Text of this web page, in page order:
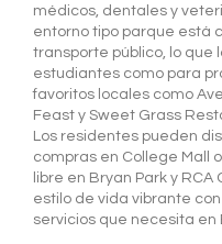
médicos, dentales y
entorno tipo parque está
transporte público, lo que
estudiantes como para
favoritos locales como
Feast y Sweet Grass
Los residentes pueden
compras en College Mall
libre en Bryan Park y
estilo de vida vibrante
servicios que necesita en